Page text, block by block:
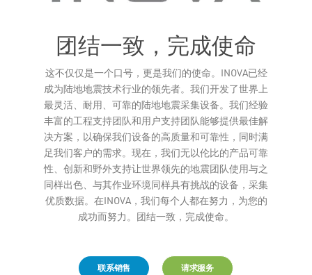
团结一致，完成使命
这不仅仅是一个口号，更是我们的使命。INOVA已经
成为陆地地震技术行业的领先者。我们开发了世界上
最灵活、耐用、可靠的陆地地震采集设备。我们经验
丰富的工程支持团队和用户支持团队能够提供最佳解
决方案，以确保我们设备的高质量和可靠性，同时满
足我们客户的需求。现在，我们无以伦比的产品可靠
性、创新和野外支持让世界领先的地震团队使用与之
同样出色、与其作业环境同样具有挑战的设备，采集
优质数据。在INOVA，我们每个人都在努力，为您的
成功而努力。团结一致，完成使命。
联系销售 请求服务